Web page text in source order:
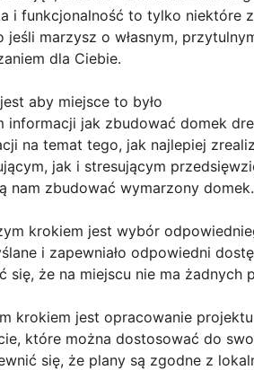
i funkcjonalność to tylko niektóre
jeśli marzysz o własnym,
dla Ciebie.
aby miejsce to było
informacji jak zbudować domek
na temat tego, jak najlepiej
jak i stresującym
nam zbudować wymarzony domek.
krokiem jest wybór
i zapewniało odpowiedni
się, że na miejscu nie ma
krokiem jest opracowanie
które można dostosować do
się, że plany są zgodne z